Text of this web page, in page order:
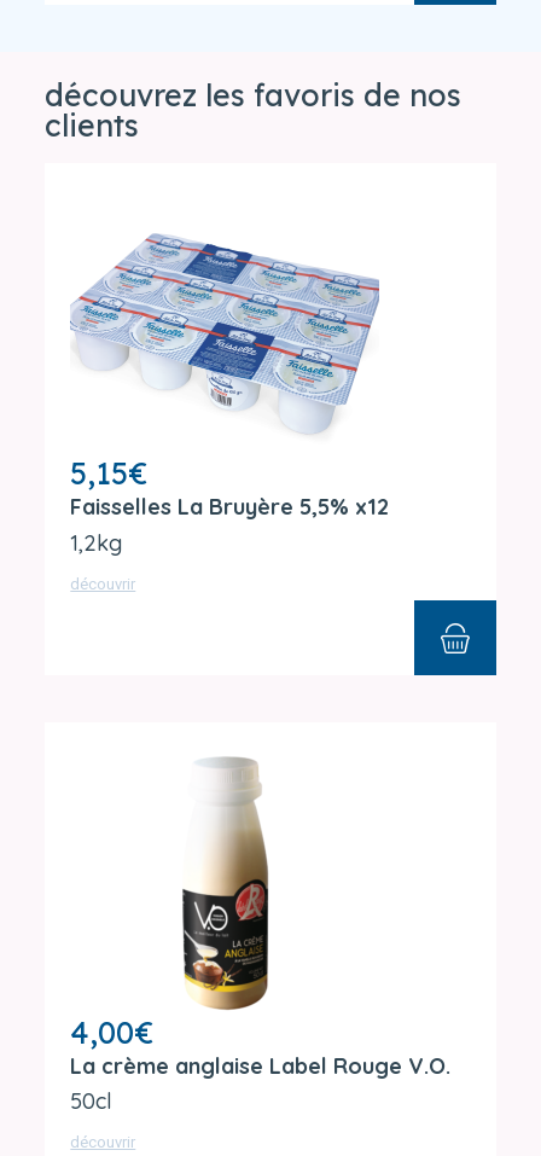
découvrez les favoris de nos
clients
5,15€
Faisselles La Bruyère 5,5% x12
1,2kg
découvrir
4,00€
La crème anglaise Label Rouge V.O.
50cl
découvrir